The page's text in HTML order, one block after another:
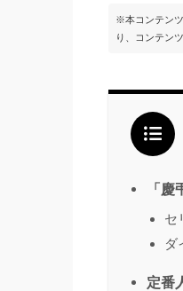
※本コンテン
り、コンテン
「
セ
ダ
定番